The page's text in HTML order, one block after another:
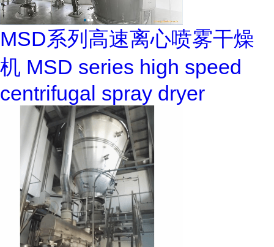
MSD系列高速离心喷雾干燥
机 MSD series high speed
centrifugal spray dryer